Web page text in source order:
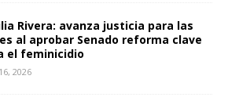
Rivera: avanza justicia para las
al aprobar Senado reforma clave
el feminicidio
2026